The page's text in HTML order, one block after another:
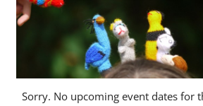
Sorry. No upcoming event dates for